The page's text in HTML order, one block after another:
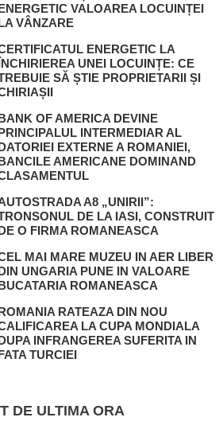
VALOAREA LOCUINȚEI
VÂNZARE
ENERGETIC LA
UNEI LOCUINȚE: CE
SĂ ȘTIE PROPRIETARII ȘI
OF AMERICA DEVINE
INTERMEDIAR AL
EXTERNE A ROMANIEI,
AMERICANE DOMINAND
A8 „UNIRII”:
DE LA IASI, CONSTRUIT
O FIRMA ROMANEASCA
MAI MARE MUZEU IN AER LIBER
UNGARIA PUNE IN VALOARE
ROMANEASCA
RATEAZA DIN NOU
LA CUPA MONDIALA
INFRANGEREA SUFERITA IN
TURCIEI
DE ULTIMA ORA